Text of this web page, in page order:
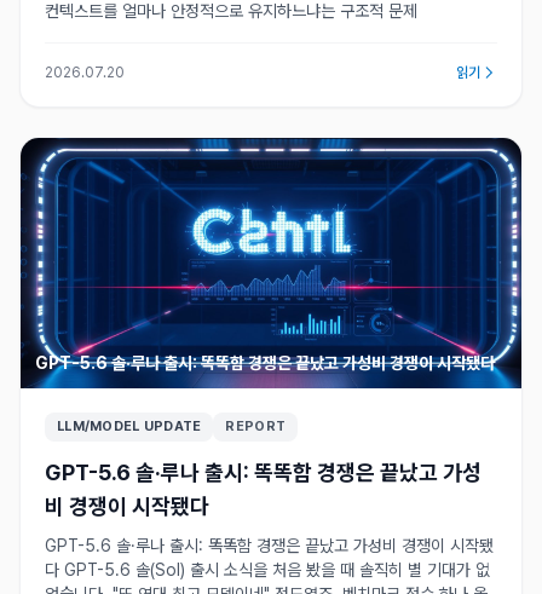
컨텍스트를 얼마나 안정적으로 유지하느냐는 구조적 문제
2026.07.20 읽기
GPT-5.6 솔·루나 출시: 똑똑함 경쟁은 끝났고 가성비 경쟁이 시작됐다
LLM/MODEL UPDATE REPORT
GPT-5.6 솔·루나 출시: 똑똑함 경쟁은 끝났고 가성
비 경쟁이 시작됐다
GPT-5.6 솔·루나 출시: 똑똑함 경쟁은 끝났고 가성비 경쟁이 시작됐
다 GPT-5.6 솔(Sol) 출시 소식을 처음 봤을 때 솔직히 별 기대가 없